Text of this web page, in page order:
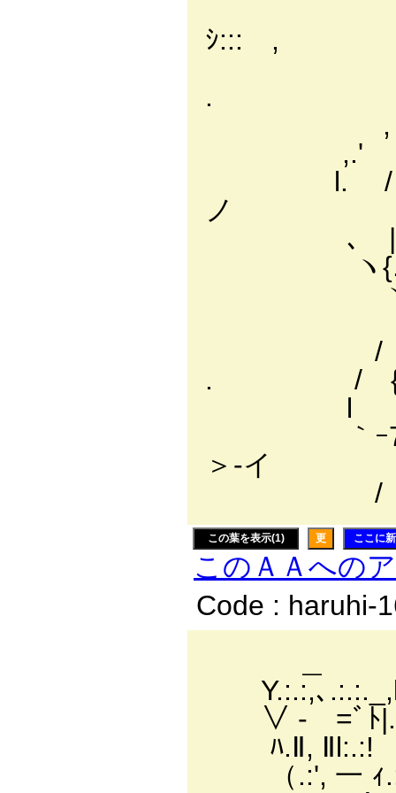
ｼ::: ,
. / /
, ' ./
,.' ,/
l. / /
ノ
､ | /
ヽ{. l
ヽ.､
/ /l ﾉ
. / { /
l ｿﾊ
｀ｰ
＞-イ
/ / |
この葉を表示(1) 更 ここに
このＡＡへの
Code : haruhi-
Y.:.:,､
∨ ‐ =ﾞﾄ
ﾊ.Ⅱ, Ⅱl:.:!
（.:', 一 ｨ